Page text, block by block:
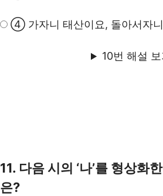
④ 가자니 태산이요, 돌아서자
10번 해설 보
11. 다음 시의 ‘나’를 형상화
은?